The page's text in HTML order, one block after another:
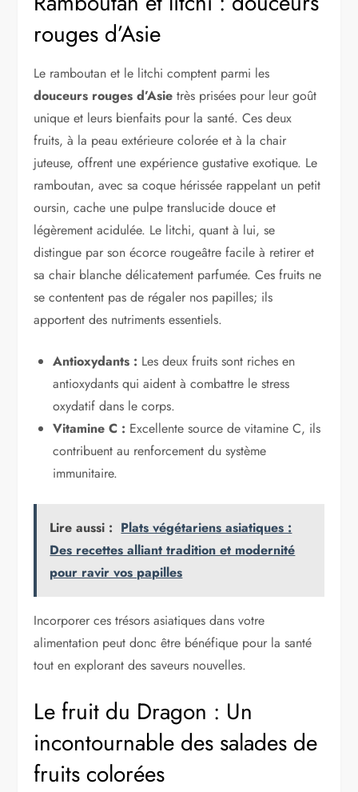
rouges d’Asie
Le ramboutan et le litchi comptent parmi les
douceurs rouges d’Asie très prisées pour leur goût
unique et leurs bienfaits pour la santé. Ces deux
fruits, à la peau extérieure colorée et à la chair
juteuse, offrent une expérience gustative exotique. Le
ramboutan, avec sa coque hérissée rappelant un petit
oursin, cache une pulpe translucide douce et
légèrement acidulée. Le litchi, quant à lui, se
distingue par son écorce rougeâtre facile à retirer et
sa chair blanche délicatement parfumée. Ces fruits ne
se contentent pas de régaler nos papilles; ils
apportent des nutriments essentiels.
Antioxydants : Les deux fruits sont riches en
antioxydants qui aident à combattre le stress
oxydatif dans le corps.
Vitamine C : Excellente source de vitamine C, ils
contribuent au renforcement du système
immunitaire.
Lire aussi : Plats végétariens asiatiques :
Des recettes alliant tradition et modernité
pour ravir vos papilles
Incorporer ces trésors asiatiques dans votre
alimentation peut donc être bénéfique pour la santé
tout en explorant des saveurs nouvelles.
Le fruit du Dragon : Un
incontournable des salades de
fruits colorées